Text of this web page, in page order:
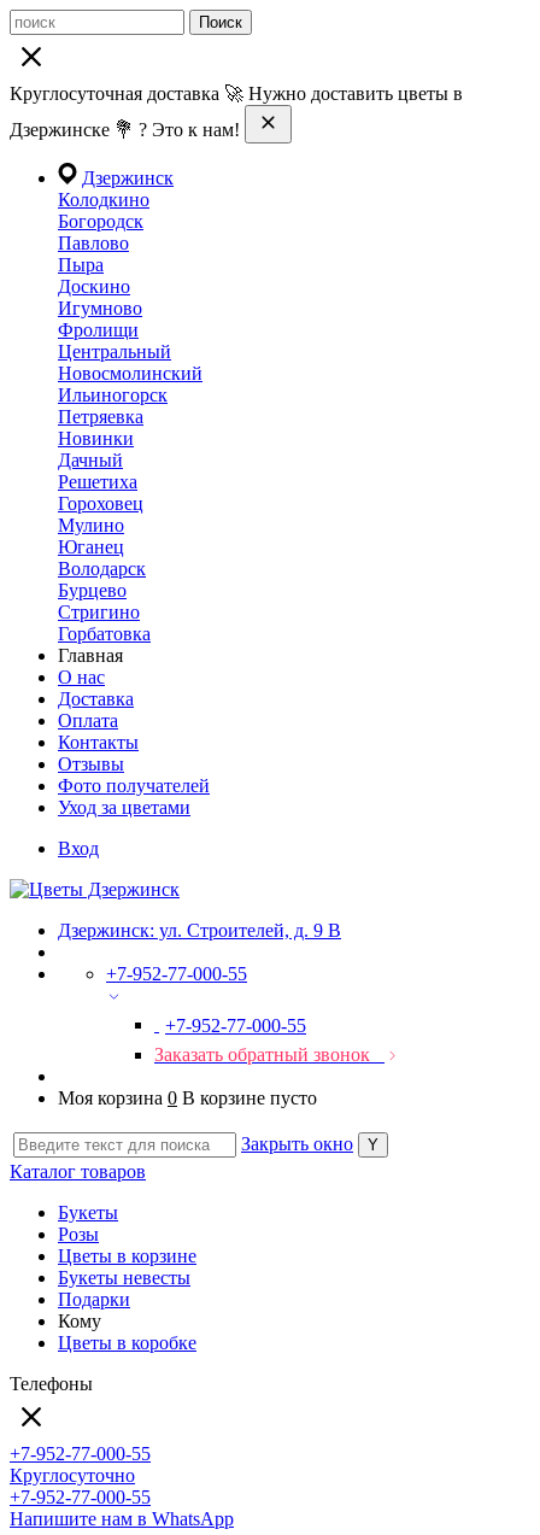
Поиск
Круглосуточная доставка 🚀 Нужно доставить цветы в
Дзержинске 💐 ? Это к нам!
Дзержинск
Колодкино
Богородск
Павлово
Пыра
Доскино
Игумново
Фролищи
Центральный
Новосмолинский
Ильиногорск
Петряевка
Новинки
Дачный
Решетиха
Гороховец
Мулино
Юганец
Володарск
Бурцево
Стригино
Горбатовка
Главная
О нас
Доставка
Оплата
Контакты
Отзывы
Фото получателей
Уход за цветами
Вход
Дзержинск: ул. Строителей, д. 9 В
+7-952-77-000-55
+7-952-77-000-55
Заказать обратный звонок
Моя корзина 0 В корзине пусто
Закрыть окно
Каталог товаров
Букеты
Розы
Цветы в корзине
Букеты невесты
Подарки
Кому
Цветы в коробке
Телефоны
+7-952-77-000-55
Круглосуточно
+7-952-77-000-55
Напишите нам в WhatsApp